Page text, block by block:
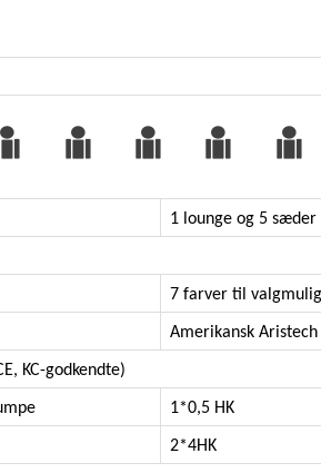
1 lounge og 5 sæder
7 farver til
Amerikansk Aristech
KC-godkendte)
1*0,5 HK
2*4HK